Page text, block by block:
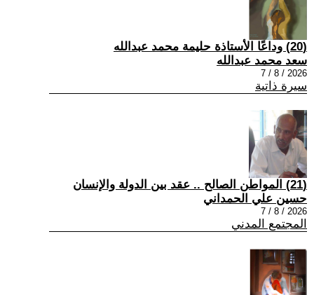
(20) وداعًا الأستاذة حليمة محمد عبدالله
سعد محمد عبدالله
2026 / 8 / 7
سيرة ذاتية
(21) المواطن الصالح .. عقد بين الدولة والإنسان
حسين علي الحمداني
2026 / 8 / 7
المجتمع المدني